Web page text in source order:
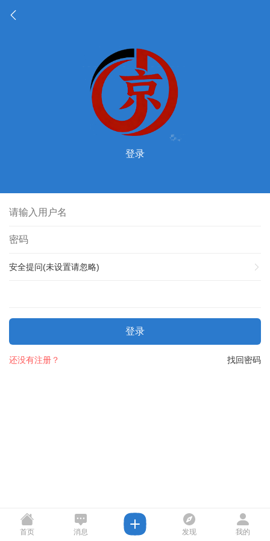
登录
安全提问(未设置请忽略)
登录
找回密码
还没有注册？
首页 消息 发现 我的